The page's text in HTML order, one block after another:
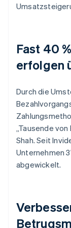
Fast 40
erfolgen
Durch die
„Tausende
Shah. Seit
Unternehmen
abgewickelt.